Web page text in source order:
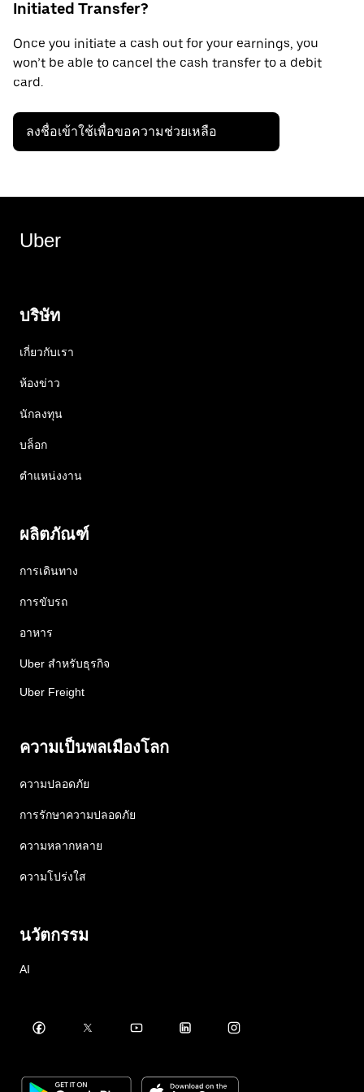
Initiated Transfer?
Once you initiate a cash out for your earnings, you
won’t be able to cancel the cash transfer to a debit
card.
ลงชื่อเข้าใช้เพื่อขอความช่วยเหลือ
Uber
บริษัท
เกี่ยวกับเรา
ห้องข่าว
นักลงทุน
บล็อก
ตำแหน่งงาน
ผลิตภัณฑ์
การเดินทาง
การขับรถ
อาหาร
Uber สำหรับธุรกิจ
Uber Freight
ความเป็นพลเมืองโลก
ความปลอดภัย
การรักษาความปลอดภัย
ความหลากหลาย
ความโปร่งใส
นวัตกรรม
AI